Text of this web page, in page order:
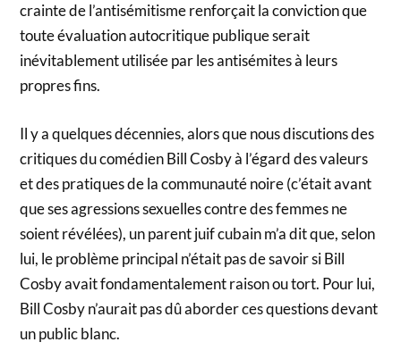
crainte de l’antisémitisme renforçait la conviction que
toute évaluation autocritique publique serait
inévitablement utilisée par les antisémites à leurs
propres fins.
Il y a quelques décennies, alors que nous discutions des
critiques du comédien Bill Cosby à l’égard des valeurs
et des pratiques de la communauté noire (c’était avant
que ses agressions sexuelles contre des femmes ne
soient révélées), un parent juif cubain m’a dit que, selon
lui, le problème principal n’était pas de savoir si Bill
Cosby avait fondamentalement raison ou tort. Pour lui,
Bill Cosby n’aurait pas dû aborder ces questions devant
un public blanc.